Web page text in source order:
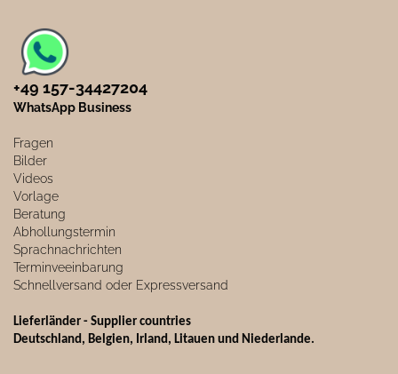
+49 157-34427204​
WhatsApp Business
Fragen
Bilder
Videos
Vorlage
Beratung
Abhollungstermin
Sprachnachrichten
Terminveeinbarung
Schnellversand oder Expressversand
Lieferländer - Supplier countries
Deutschland, Belgien, Irland, Litauen und Niederlande.